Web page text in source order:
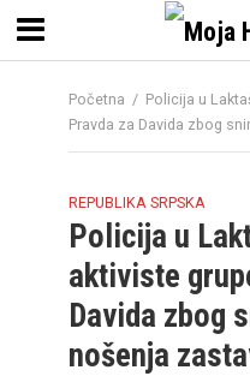
Početna / Policija u
Pravda za Davida zbog
REPUBLIKA SRPSKA
Policija u
aktiviste
Davida zbog
nošenja